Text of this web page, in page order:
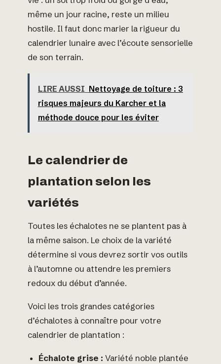
même un jour racine, reste un milieu
hostile. Il faut donc marier la rigueur du
calendrier lunaire avec l’écoute sensorielle
de son terrain.
LIRE AUSSI Nettoyage de toiture : 3
risques majeurs du Karcher et la
méthode douce pour les éviter
Le calendrier de
plantation selon les
variétés
Toutes les échalotes ne se plantent pas à
la même saison. Le choix de la variété
détermine si vous devrez sortir vos outils
à l’automne ou attendre les premiers
redoux du début d’année.
Voici les trois grandes catégories
d’échalotes à connaître pour votre
calendrier de plantation :
Échalote grise : Variété noble plantée